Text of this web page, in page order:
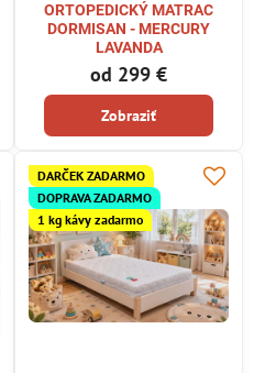
ORTOPEDICKÝ MATRAC
DORMISAN - MERCURY
LAVANDA
od 299 €
Zobraziť
DARČEK ZADARMO
DOPRAVA ZADARMO
1 kg kávy zadarmo